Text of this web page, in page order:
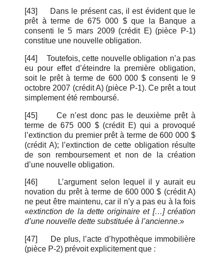
[43]
Dans le présent cas, il est évident que le
prêt à terme de 675 000 $ que la Banque a
consenti le 5 mars 2009 (crédit E) (pièce P-1)
constitue une nouvelle obligation.
[44]
Toutefois, cette nouvelle obligation n’a pas
eu pour effet d’éteindre la première obligation,
soit le prêt à terme de 600 000 $ consenti le 9
octobre 2007 (crédit A) (pièce P-1). Ce prêt a tout
simplement été remboursé.
[45]
Ce n’est donc pas le deuxième prêt à
terme de 675 000 $ (crédit E) qui a provoqué
l’extinction du premier prêt à terme de 600 000 $
(crédit A); l’extinction de cette obligation résulte
de son remboursement et non de la création
d’une nouvelle obligation.
[46]
L’argument selon lequel il y aurait eu
novation du prêt à terme de 600 000 $ (crédit A)
ne peut être maintenu, car il n’y a pas eu à la fois
«extinction de la dette originaire et […] création
d’une nouvelle dette substituée à l’ancienne.»
[47]
De plus, l’acte d’hypothèque immobilière
(pièce P-2) prévoit explicitement que :